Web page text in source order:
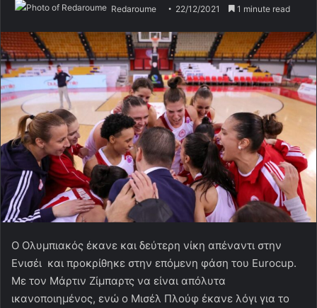
Redaroume 22/12/2021 1 minute read
O Oλυμπιακός έκανε και δεύτερη νίκη απέναντι στην
Ενισέι και προκρίθηκε στην επόμενη φάση του Eurocup.
Με τον Μάρτιν Ζίμπαρτς να είναι απόλυτα
ικανοποιημένος, ενώ ο Μισέλ Πλούφ έκανε λόγι για το